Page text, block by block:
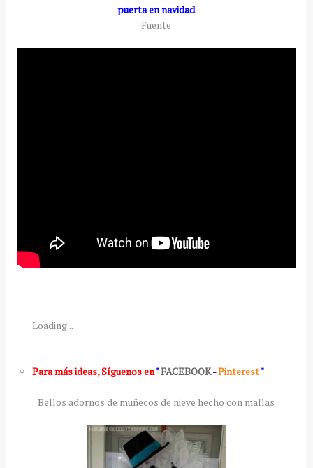
puerta en navidad
Fuente
Loading...
Para más ideas,Síguenos en"FACEBOOK-Pinterest"
Bellos adornos de muñecos de nieve hecho con mallas